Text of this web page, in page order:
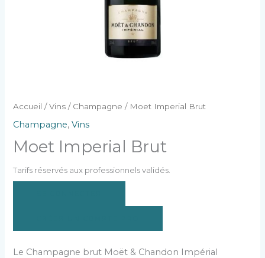
Accueil /Vins / Champagne / Moet Imperial Brut
Champagne,Vins
Moet Imperial Brut
Tarifs réservés aux professionnels validés.
Le Champagne brut Moët & Chandon Impérial